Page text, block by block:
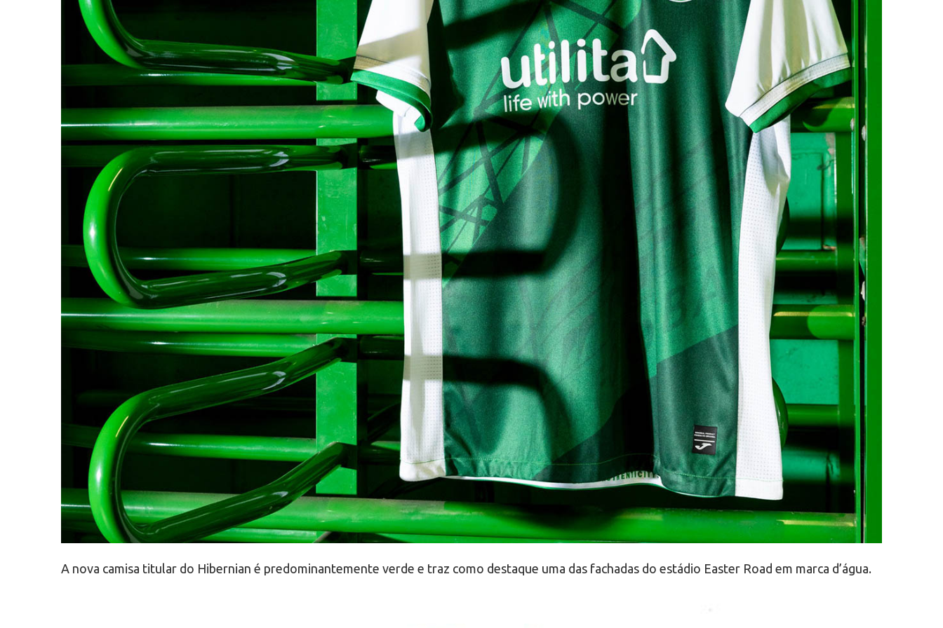
A nova camisa titular do Hibernian é predominantemente verde e traz como destaque uma das fachadas do estádio Easter Road em marca d’água.